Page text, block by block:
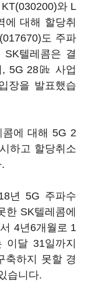
KT(030200)와 L
대해 할당취
도 주파
텔레콤은 결
, 5G 28㎓ 사업
장을 발표했습
콤에 대해 5G 2
하고 할당취소
년 5G 주파수
한 SK텔레콤에
4년6개월로 1
이달 31일까지
축하지 못할 경
습니다.